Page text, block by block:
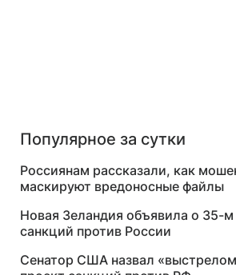
Популярное за сутки
Россиянам рассказали, как
маскируют вредоносные файлы
Новая Зеландия объявила о 35-м
санкций против России
Сенатор США назвал «выстрелом